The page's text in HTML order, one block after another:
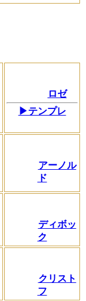
ロゼ
▶テンプレ
アーノル
ド
ディボッ
ク
クリスト
フ